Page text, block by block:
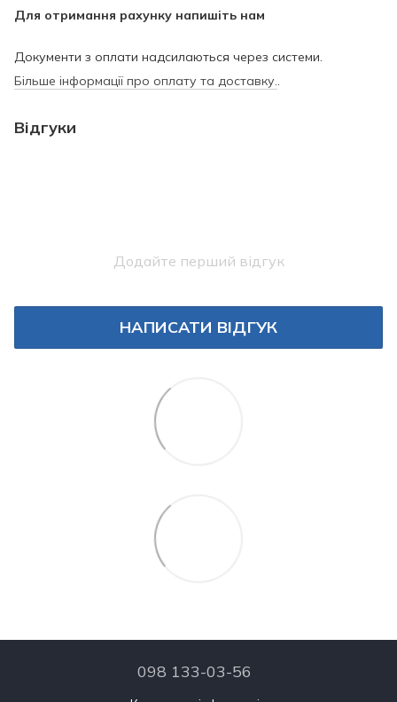
Для отримання рахунку напишіть нам
Документи з оплати надсилаються через системи.
Більше інформації про оплату та доставку.
Відгуки
Додайте перший відгук
НАПИСАТИ ВІДГУК
098 133-03-56